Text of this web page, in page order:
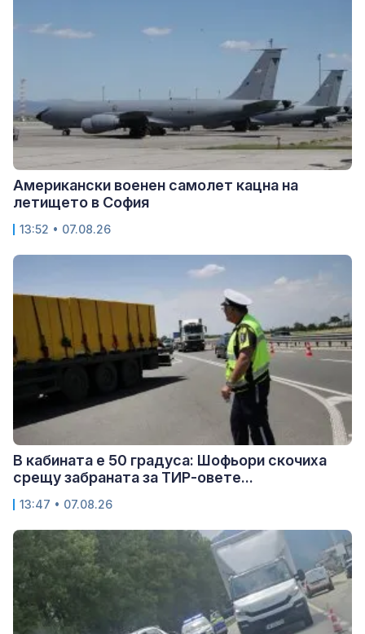
Американски военен самолет кацна на
летището в София
13:52 • 07.08.26
В кабината е 50 градуса: Шофьори скочиха
срещу забраната за ТИР-овете...
13:47 • 07.08.26